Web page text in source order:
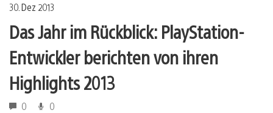
30. Dez 2013
Das Jahr im Rückblick: PlayStation-
Entwickler berichten von ihren
Highlights 2013
0 0